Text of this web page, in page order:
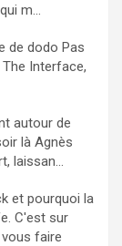
m...
de dodo Pas
Interface,
autour de
là Agnès
laissan...
et pourquoi la
C'est sur
faire